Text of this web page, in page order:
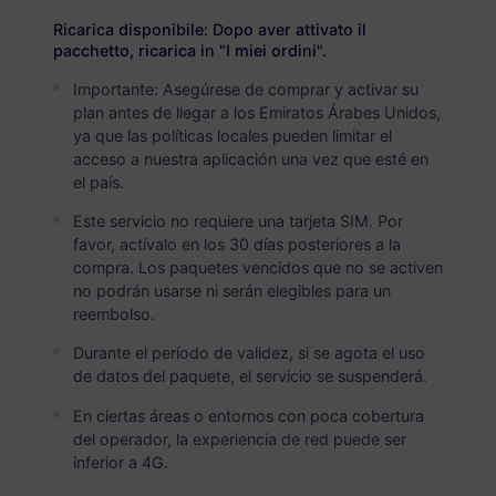
Datos Ilimitados
Ideal para usuarios de datos pesados
USD 10.90 / Día Detalles
Emiratos Árabes Unidos
1 GB
30 Días
Emiratos Árabes Unidos
3 GB
30 Días
Ricarica disponibile: Dopo aver attivato il
pacchetto, ricarica in "I miei ordini".
Importante: Asegúrese de comprar y activar su
plan antes de llegar a los Emiratos Árabes Unidos,
ya que las políticas locales pueden limitar el
acceso a nuestra aplicación una vez que esté en
el país.
Este servicio no requiere una tarjeta SIM. Por
favor, actívalo en los 30 días posteriores a la
compra. Los paquetes vencidos que no se activen
no podrán usarse ni serán elegibles para un
reembolso.
Durante el período de validez, si se agota el uso
de datos del paquete, el servicio se suspenderá.
En ciertas áreas o entornos con poca cobertura
del operador, la experiencia de red puede ser
inferior a 4G.